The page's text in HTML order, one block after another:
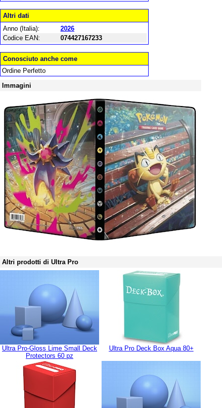
Altri dati
Anno (Italia):
2026
Codice EAN:
074427167233
Conosciuto anche come
Ordine Perfetto
Immagini
Altri prodotti di Ultra Pro
Ultra Pro-Gloss Lime Small Deck
Protectors 60 pz
Ultra Pro Deck Box Aqua 80+